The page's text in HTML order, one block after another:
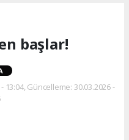
başlar!
13:04, Güncelleme: 30.03.2026 -